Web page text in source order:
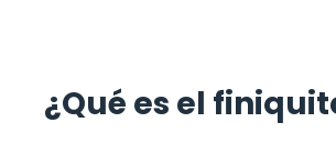
¿Qué es el